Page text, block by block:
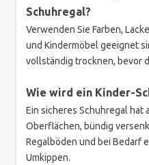
Schuhregal?
Verwenden Sie Farben,
und Kindermöbel geeignet
vollständig trocknen, bevor
Wie wird ein Kinder-
Ein sicheres Schuhregal hat
Oberflächen, bündig
Regalböden und bei Bedarf
Umkippen.